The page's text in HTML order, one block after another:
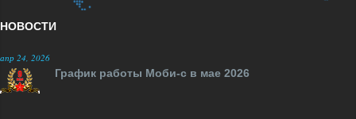
НОВОСТИ
апр 24, 2026
График работы Моби-с в мае 2026